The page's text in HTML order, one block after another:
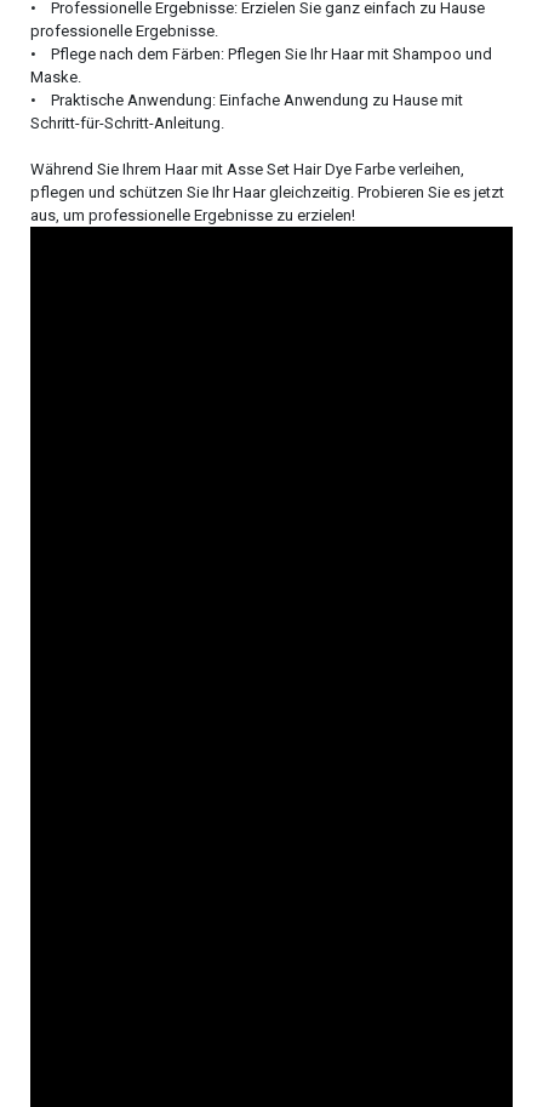
• Professionelle Ergebnisse: Erzielen Sie ganz einfach zu Hause
professionelle Ergebnisse.
• Pflege nach dem Färben: Pflegen Sie Ihr Haar mit Shampoo und
Maske.
• Praktische Anwendung: Einfache Anwendung zu Hause mit
Schritt-für-Schritt-Anleitung.
Während Sie Ihrem Haar mit Asse Set Hair Dye Farbe verleihen,
pflegen und schützen Sie Ihr Haar gleichzeitig. Probieren Sie es jetzt
aus, um professionelle Ergebnisse zu erzielen!